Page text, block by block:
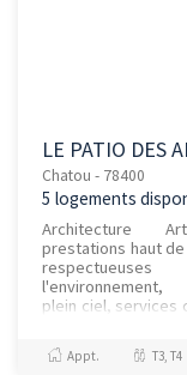
LE PATIO DES
Chatou - 78400
5 logements
Architecture
prestations haut
l'environnement,
plein ciel, services
résidence à
Compos...
Appt. T3, T4